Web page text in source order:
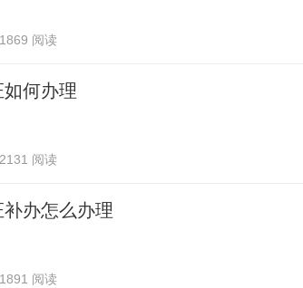
1869 阅读
何办理
2131 阅读
办怎么办理
1891 阅读